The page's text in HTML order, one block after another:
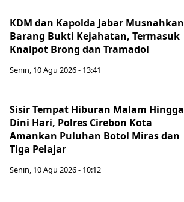
KDM dan Kapolda Jabar Musnahkan
Barang Bukti Kejahatan, Termasuk
Knalpot Brong dan Tramadol
Senin, 10 Agu 2026 - 13:41
Sisir Tempat Hiburan Malam Hingga
Dini Hari, Polres Cirebon Kota
Amankan Puluhan Botol Miras dan
Tiga Pelajar
Senin, 10 Agu 2026 - 10:12